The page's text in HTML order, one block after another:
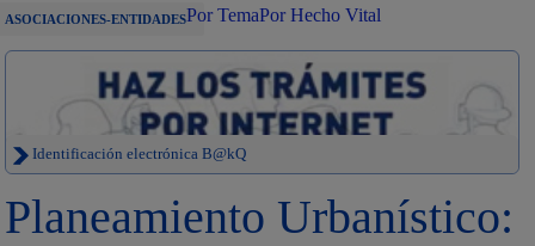
ASOCIACIONES-ENTIDADESPor TemaPor Hecho Vital
Identificación electrónica B@kQ
Planeamiento Urbanístico: